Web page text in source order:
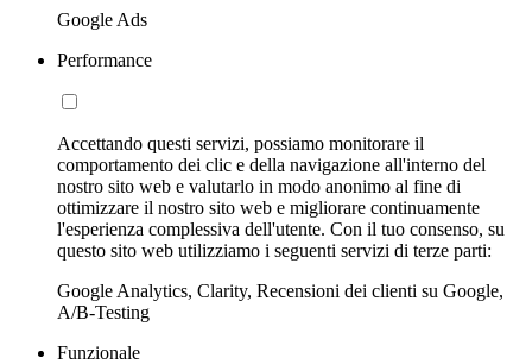
Google Ads
Performance
Accettando questi servizi, possiamo monitorare il
comportamento dei clic e della navigazione all'interno del
nostro sito web e valutarlo in modo anonimo al fine di
ottimizzare il nostro sito web e migliorare continuamente
l'esperienza complessiva dell'utente. Con il tuo consenso, su
questo sito web utilizziamo i seguenti servizi di terze parti:
Google Analytics, Clarity, Recensioni dei clienti su Google,
A/B-Testing
Funzionale